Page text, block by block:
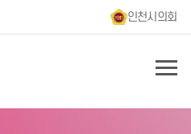
인천시의회